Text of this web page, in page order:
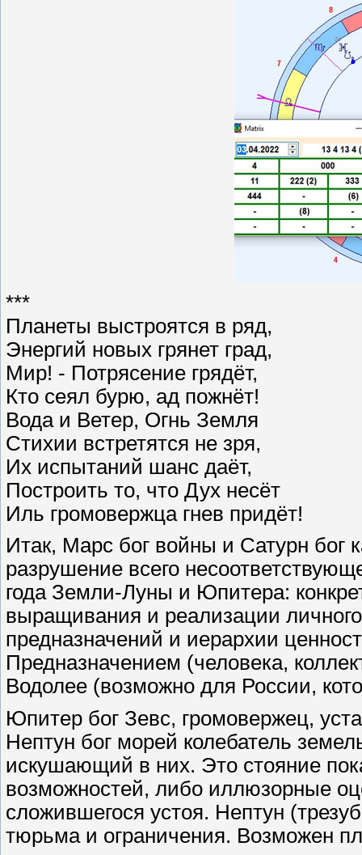
***
Планеты выстроятся в ряд,
Энергий новых грянет град,
Мир! - Потрясение грядёт,
Кто сеял бурю, ад пожнёт!
Вода и Ветер, Огнь Земля
Стихии встретятся не зря,
Их испытаний шанс даёт,
Построить то, что Дух несёт
Иль громовержца гнев придёт!
Итак, Марс бог войны и Сатурн бог
разрушение всего
года Земли-Луны и Юпитера:
выращивания и реализации
предназначений и иерархии
Предназначением (человека,
Водолее (возможно для России,
Юпитер бог Зевс, громовержец,
Нептун бог морей колебатель
искушающий в них. Это стояние
возможностей, либо иллюзорные
сложившегося устоя. Нептун
тюрьма и ограничения. Возможен